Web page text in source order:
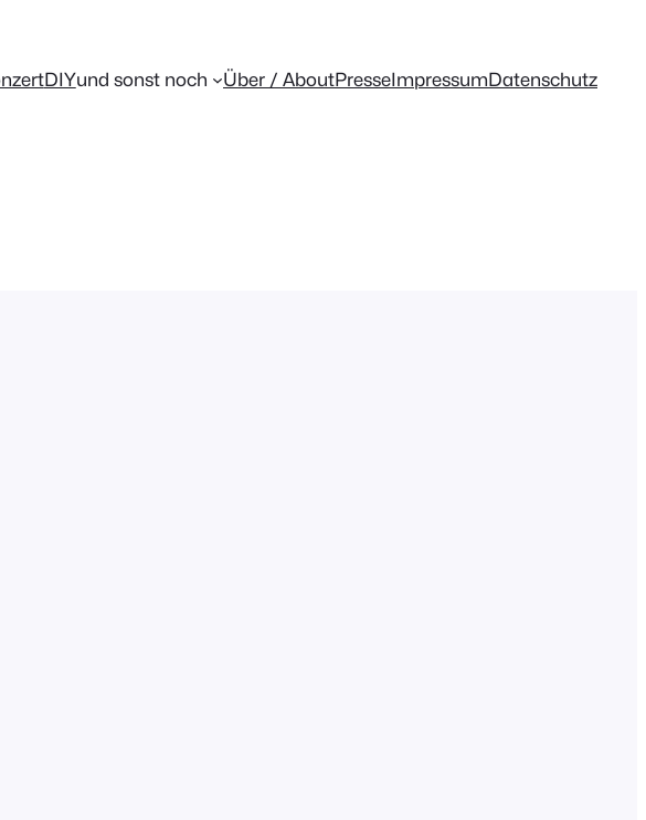
DIYund sonst noch Über / AboutPresseImpressumDatenschutz